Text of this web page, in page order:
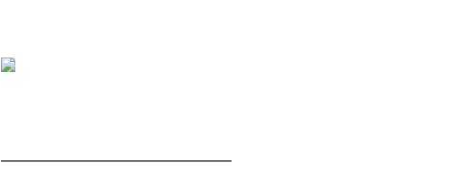
————————————————